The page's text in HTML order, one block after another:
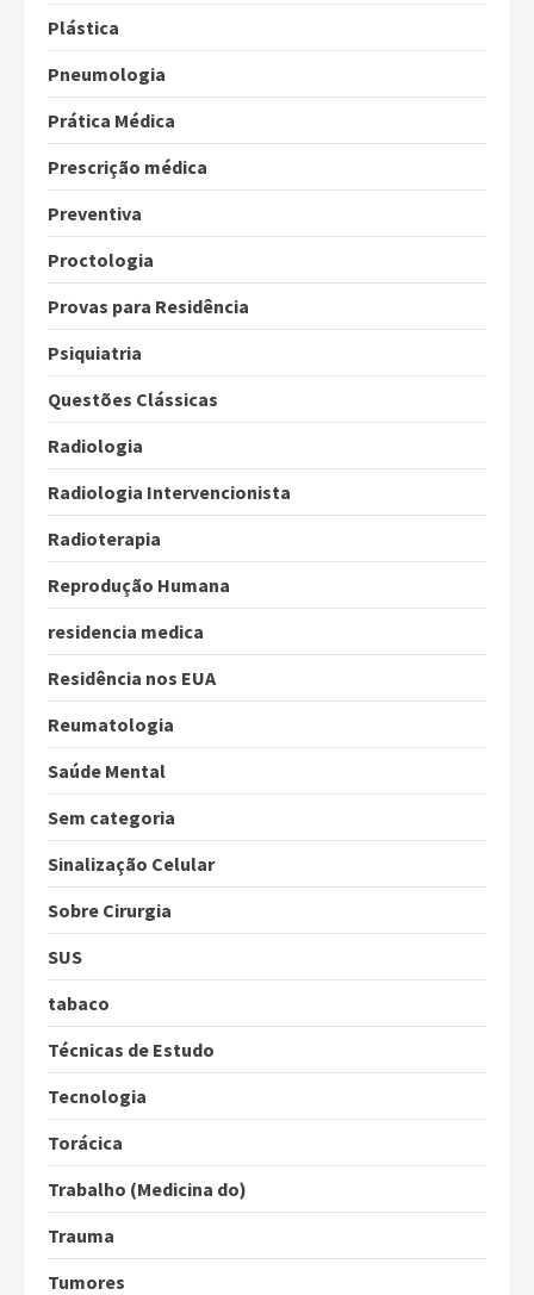
Plástica
Pneumologia
Prática Médica
Prescrição médica
Preventiva
Proctologia
Provas para Residência
Psiquiatria
Questões Clássicas
Radiologia
Radiologia Intervencionista
Radioterapia
Reprodução Humana
residencia medica
Residência nos EUA
Reumatologia
Saúde Mental
Sem categoria
Sinalização Celular
Sobre Cirurgia
SUS
tabaco
Técnicas de Estudo
Tecnologia
Torácica
Trabalho (Medicina do)
Trauma
Tumores